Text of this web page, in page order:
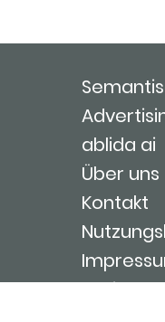
ablida ai
Über uns
Kontakt
Login